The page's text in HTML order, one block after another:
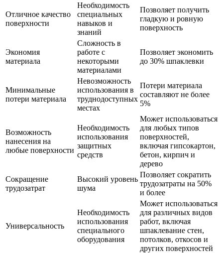
Отличное качество
поверхности
Необходимость
специальных
навыков и
знаний
Позволяет получить
гладкую и ровную
поверхность
Экономия
материала
Сложность в
работе с
некоторыми
материалами
Позволяет экономить
до 30% шпаклевки
Минимальные
потери материала
Невозможность
использования в
труднодоступных
местах
Потери материала
составляют не более
5%
Возможность
нанесения на
любые поверхности
Необходимость
использования
защитных
средств
Может использоваться
для любых типов
поверхностей,
включая гипсокартон,
бетон, кирпич и
дерево
Сокращение
трудозатрат
Высокий уровень
шума
Позволяет сократить
трудозатраты на 50%
и более
Универсальность
Необходимость
использования
специального
оборудования
Может использоваться
для различных видов
работ, включая
шпаклевание стен,
потолков, откосов и
других поверхностей